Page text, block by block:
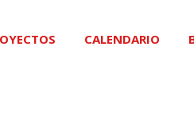
CALENDARIO